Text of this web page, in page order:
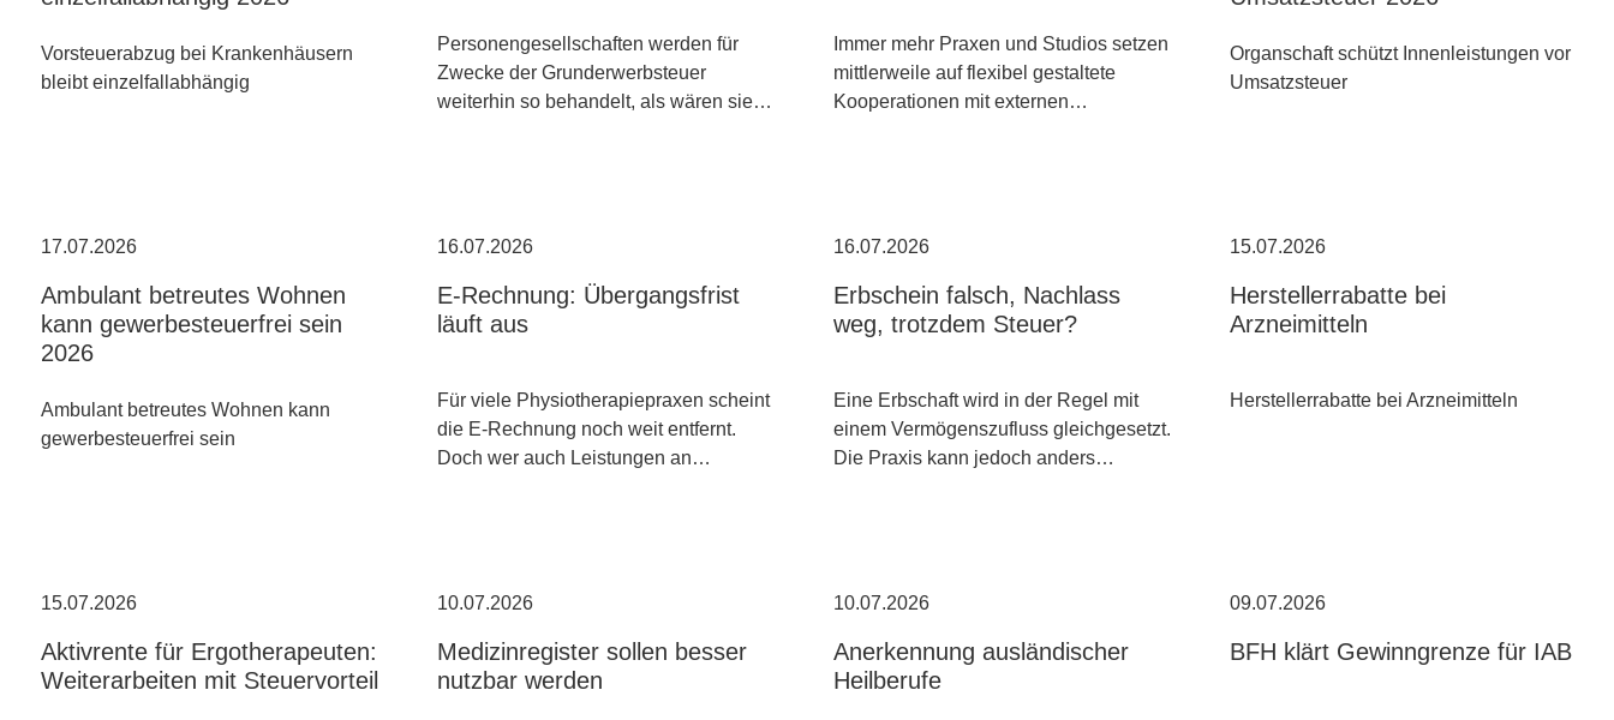
Vorsteuerabzug bei Krankenhäusern
bleibt einzelfallabhängig
Personengesellschaften werden für
Zwecke der Grunderwerbsteuer
weiterhin so behandelt, als wären sie…
Immer mehr Praxen und Studios setzen
mittlerweile auf flexibel gestaltete
Kooperationen mit externen…
Organschaft schützt Innenleistungen vor
Umsatzsteuer
17.07.2026
Ambulant betreutes Wohnen
kann gewerbesteuerfrei sein
2026
Ambulant betreutes Wohnen kann
gewerbesteuerfrei sein
16.07.2026
E-Rechnung: Übergangsfrist
läuft aus
Für viele Physiotherapiepraxen scheint
die E-Rechnung noch weit entfernt.
Doch wer auch Leistungen an…
16.07.2026
Erbschein falsch, Nachlass
weg, trotzdem Steuer?
Eine Erbschaft wird in der Regel mit
einem Vermögenszufluss gleichgesetzt.
Die Praxis kann jedoch anders…
15.07.2026
Herstellerrabatte bei
Arzneimitteln
Herstellerrabatte bei Arzneimitteln
15.07.2026
Aktivrente für Ergotherapeuten:
Weiterarbeiten mit Steuervorteil
10.07.2026
Medizinregister sollen besser
nutzbar werden
10.07.2026
Anerkennung ausländischer
Heilberufe
09.07.2026
BFH klärt Gewinngrenze für IAB